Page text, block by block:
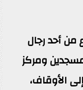
من أحد رجال
ومركز
الأوقاف،